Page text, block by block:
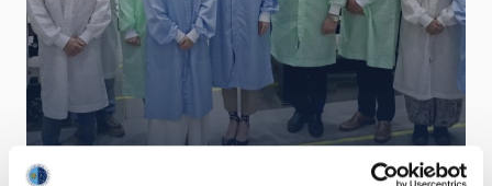
Diana Morant visita la sede central del IAC